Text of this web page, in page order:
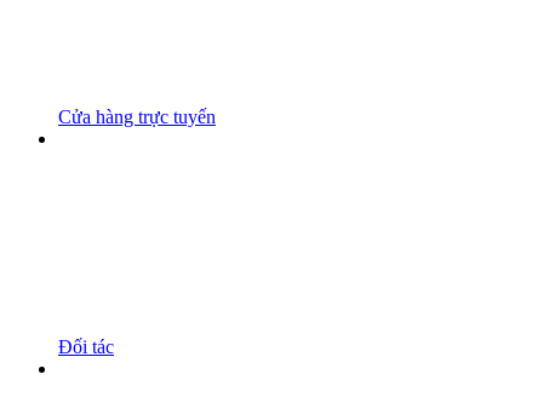
Cửa hàng trực tuyến
Đối tác